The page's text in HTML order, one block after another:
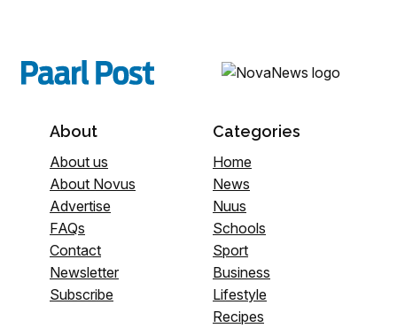
About
About us
About Novus
Advertise
FAQs
Contact
Newsletter
Subscribe
Categories
Home
News
Nuus
Schools
Sport
Business
Lifestyle
Recipes